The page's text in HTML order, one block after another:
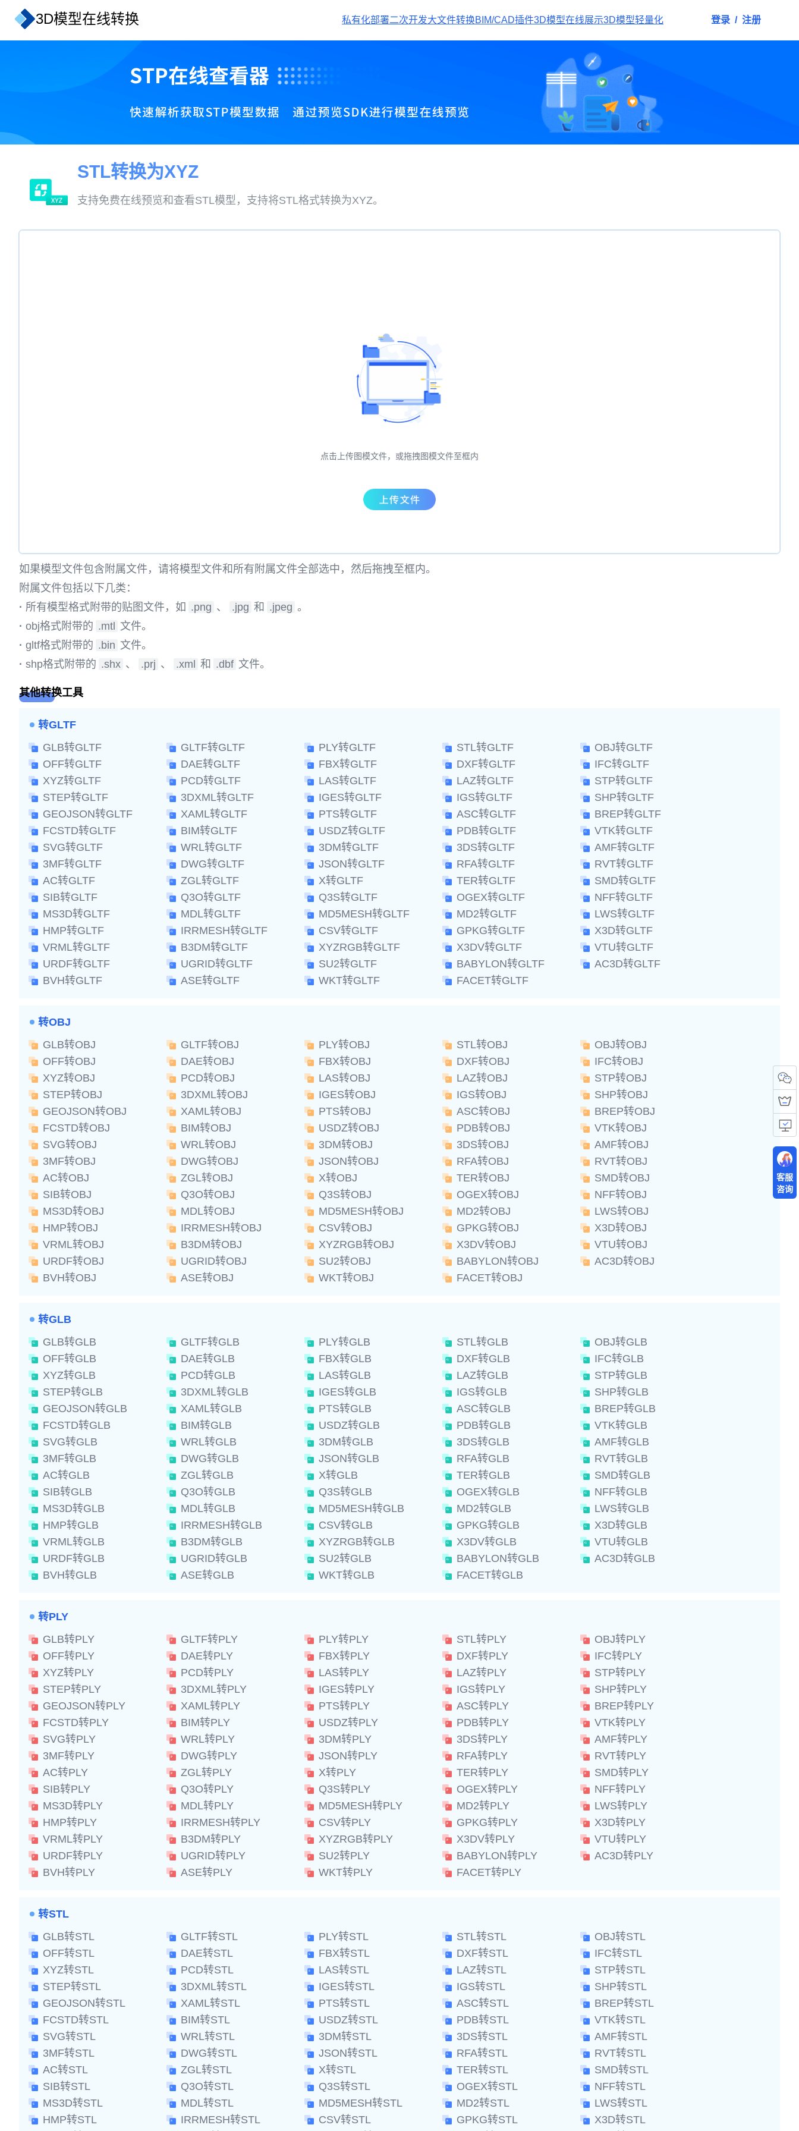
3D模型在线转换 私有化部署二次开发大文件转换BIM/CAD插件3D模型在线展示3D模型轻量化 登录 / 注册
STL转换为XYZ
支持免费在线预览和查看STL模型，支持将STL格式转换为XYZ。
点击上传图模文件，或拖拽图模文件至框内
如果模型文件包含附属文件，请将模型文件和所有附属文件全部选中，然后拖拽至框内。
附属文件包括以下几类：
· 所有模型格式附带的贴图文件，如 .png 、 .jpg 和 .jpeg 。
· obj格式附带的 .mtl
文件。
· gltf格式附带的 .bin 文件。
· shp格式附带的 .shx 、 .prj 、 .xml 和 .dbf 文件。
其他转换工具
转GLTF
GLB转GLTF
GLTF转GLTF PLY转GLTF STL转GLTF
OBJ转GLTF
OFF转GLTF
DAE转GLTF FBX转GLTF DXF转GLTF
IFC转GLTF
XYZ转GLTF
PCD转GLTF LAS转GLTF LAZ转GLTF
STP转GLTF
STEP转GLTF
3DXML转GLTF IGES转GLTF IGS转GLTF
SHP转GLTF
GEOJSON转GLTF
XAML转GLTF PTS转GLTF ASC转GLTF
BREP转GLTF
FCSTD转GLTF
BIM转GLTF USDZ转GLTF PDB转GLTF
VTK转GLTF
SVG转GLTF
WRL转GLTF 3DM转GLTF 3DS转GLTF
AMF转GLTF
3MF转GLTF
DWG转GLTF JSON转GLTF RFA转GLTF
RVT转GLTF
AC转GLTF
ZGL转GLTF X转GLTF TER转GLTF
SMD转GLTF
SIB转GLTF
Q3O转GLTF Q3S转GLTF OGEX转GLTF
NFF转GLTF
MS3D转GLTF
MDL转GLTF MD5MESH转GLTF MD2转GLTF
LWS转GLTF
HMP转GLTF
IRRMESH转GLTF CSV转GLTF GPKG转GLTF
X3D转GLTF
VRML转GLTF
B3DM转GLTF XYZRGB转GLTF X3DV转GLTF
VTU转GLTF
URDF转GLTF
UGRID转GLTF SU2转GLTF BABYLON转GLTF
AC3D转GLTF
BVH转GLTF
ASE转GLTF WKT转GLTF FACET转GLTF
转OBJ
GLB转OBJ
GLTF转OBJ PLY转OBJ STL转OBJ
OBJ转OBJ
OFF转OBJ
DAE转OBJ FBX转OBJ DXF转OBJ
IFC转OBJ
XYZ转OBJ
PCD转OBJ LAS转OBJ LAZ转OBJ
STP转OBJ
STEP转OBJ
3DXML转OBJ IGES转OBJ IGS转OBJ
SHP转OBJ
GEOJSON转OBJ
XAML转OBJ PTS转OBJ ASC转OBJ
BREP转OBJ
FCSTD转OBJ
BIM转OBJ USDZ转OBJ PDB转OBJ
VTK转OBJ
SVG转OBJ
WRL转OBJ 3DM转OBJ 3DS转OBJ
AMF转OBJ
3MF转OBJ
DWG转OBJ JSON转OBJ RFA转OBJ
RVT转OBJ
AC转OBJ
ZGL转OBJ X转OBJ TER转OBJ
SMD转OBJ
SIB转OBJ
Q3O转OBJ Q3S转OBJ OGEX转OBJ
NFF转OBJ
MS3D转OBJ
MDL转OBJ MD5MESH转OBJ MD2转OBJ
LWS转OBJ
HMP转OBJ
IRRMESH转OBJ CSV转OBJ GPKG转OBJ
X3D转OBJ
VRML转OBJ
B3DM转OBJ XYZRGB转OBJ X3DV转OBJ
VTU转OBJ
URDF转OBJ
UGRID转OBJ SU2转OBJ BABYLON转OBJ
AC3D转OBJ
BVH转OBJ
ASE转OBJ WKT转OBJ FACET转OBJ
转GLB
GLB转GLB
GLTF转GLB PLY转GLB STL转GLB
OBJ转GLB
OFF转GLB
DAE转GLB FBX转GLB DXF转GLB
IFC转GLB
XYZ转GLB
PCD转GLB LAS转GLB LAZ转GLB
STP转GLB
STEP转GLB
3DXML转GLB IGES转GLB IGS转GLB
SHP转GLB
GEOJSON转GLB
XAML转GLB PTS转GLB ASC转GLB
BREP转GLB
FCSTD转GLB
BIM转GLB USDZ转GLB PDB转GLB
VTK转GLB
SVG转GLB
WRL转GLB 3DM转GLB 3DS转GLB
AMF转GLB
3MF转GLB
DWG转GLB JSON转GLB RFA转GLB
RVT转GLB
AC转GLB
ZGL转GLB X转GLB TER转GLB
SMD转GLB
SIB转GLB
Q3O转GLB Q3S转GLB OGEX转GLB
NFF转GLB
MS3D转GLB
MDL转GLB MD5MESH转GLB MD2转GLB
LWS转GLB
HMP转GLB
IRRMESH转GLB CSV转GLB GPKG转GLB
X3D转GLB
VRML转GLB
B3DM转GLB XYZRGB转GLB X3DV转GLB
VTU转GLB
URDF转GLB
UGRID转GLB SU2转GLB BABYLON转GLB
AC3D转GLB
BVH转GLB
ASE转GLB WKT转GLB FACET转GLB
转PLY
GLB转PLY
GLTF转PLY PLY转PLY STL转PLY
OBJ转PLY
OFF转PLY
DAE转PLY FBX转PLY DXF转PLY
IFC转PLY
XYZ转PLY
PCD转PLY LAS转PLY LAZ转PLY
STP转PLY
STEP转PLY
3DXML转PLY IGES转PLY IGS转PLY
SHP转PLY
GEOJSON转PLY
XAML转PLY PTS转PLY ASC转PLY
BREP转PLY
FCSTD转PLY
BIM转PLY USDZ转PLY PDB转PLY
VTK转PLY
SVG转PLY
WRL转PLY 3DM转PLY 3DS转PLY
AMF转PLY
3MF转PLY
DWG转PLY JSON转PLY RFA转PLY
RVT转PLY
AC转PLY
ZGL转PLY X转PLY TER转PLY
SMD转PLY
SIB转PLY
Q3O转PLY Q3S转PLY OGEX转PLY
NFF转PLY
MS3D转PLY
MDL转PLY MD5MESH转PLY MD2转PLY
LWS转PLY
HMP转PLY
IRRMESH转PLY CSV转PLY GPKG转PLY
X3D转PLY
VRML转PLY
B3DM转PLY XYZRGB转PLY X3DV转PLY
VTU转PLY
URDF转PLY
UGRID转PLY SU2转PLY BABYLON转PLY
AC3D转PLY
BVH转PLY
ASE转PLY WKT转PLY FACET转PLY
转STL
GLB转STL
GLTF转STL PLY转STL STL转STL
OBJ转STL
OFF转STL
DAE转STL FBX转STL DXF转STL
IFC转STL
XYZ转STL
PCD转STL LAS转STL LAZ转STL
STP转STL
STEP转STL
3DXML转STL IGES转STL IGS转STL
SHP转STL
GEOJSON转STL
XAML转STL PTS转STL ASC转STL
BREP转STL
FCSTD转STL
BIM转STL USDZ转STL PDB转STL
VTK转STL
SVG转STL
WRL转STL 3DM转STL 3DS转STL
AMF转STL
3MF转STL
DWG转STL JSON转STL RFA转STL
RVT转STL
AC转STL
ZGL转STL X转STL TER转STL
SMD转STL
SIB转STL
Q3O转STL Q3S转STL OGEX转STL
NFF转STL
MS3D转STL
MDL转STL MD5MESH转STL MD2转STL
LWS转STL
HMP转STL
IRRMESH转STL CSV转STL GPKG转STL
X3D转STL
客服
咨询